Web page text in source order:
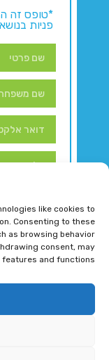
like cookies to
Consenting to these
as browsing behavior
consent, may
and functions.
*טופס זה
פניות